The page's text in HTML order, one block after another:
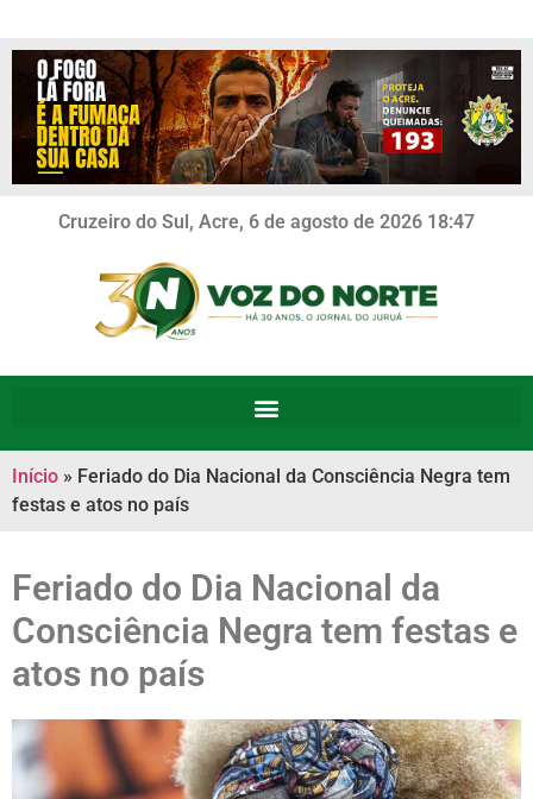
Cruzeiro do Sul, Acre, 6 de agosto de 2026 18:47
Início » Feriado do Dia Nacional da Consciência Negra tem
festas e atos no país
Feriado do Dia Nacional da
Consciência Negra tem festas e
atos no país